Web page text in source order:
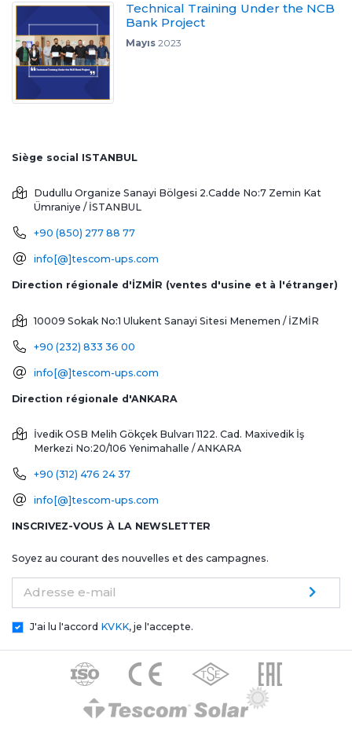
Technical Training Under the NCB
Bank Project
Mayıs2023
Siège social ISTANBUL
Dudullu Organize Sanayi Bölgesi 2.Cadde No:7 Zemin Kat
Ümraniye / İSTANBUL
+90 (850) 277 88 77
info[@]tescom-ups.com
Direction régionale d'İZMİR (ventes d'usine et à l'étranger)
10009 Sokak No:1 Ulukent Sanayi Sitesi Menemen / İZMİR
+90 (232) 833 36 00
info[@]tescom-ups.com
Direction régionale d'ANKARA
İvedik OSB Melih Gökçek Bulvarı 1122. Cad. Maxivedik İş
Merkezi No:20/106 Yenimahalle / ANKARA
+90 (312) 476 24 37
info[@]tescom-ups.com
INSCRIVEZ-VOUS À LA NEWSLETTER
Soyez au courant des nouvelles et des campagnes.
Adresse e-mail
J'ai lu l'accord KVKK, je l'accepte.